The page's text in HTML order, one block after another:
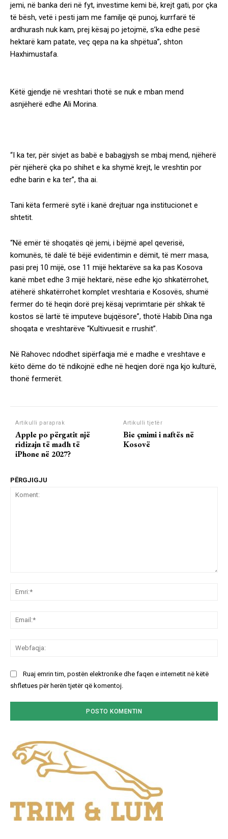
jemi, në banka deri në fyt, investime kemi bë, krejt gati, por çka
të bësh, vetë i pesti jam me familje që punoj, kurrfarë të
ardhurash nuk kam, prej kësaj po jetojmë, s’ka edhe pesë
hektarë kam patate, veç qepa na ka shpëtua”, shton
Haxhimustafa.
Këtë gjendje në vreshtari thotë se nuk e mban mend
asnjëherë edhe Ali Morina.
“I ka ter, për sivjet as babë e babagjysh se mbaj mend, njëherë
për njëherë çka po shihet e ka shymë krejt, le vreshtin por
edhe barin e ka ter”, tha ai.
Tani këta fermerë sytë i kanë drejtuar nga institucionet e
shtetit.
“Në emër të shoqatës që jemi, i bëjmë apel qeverisë,
komunës, të dalë të bëjë evidentimin e dëmit, të merr masa,
pasi prej 10 mijë, ose 11 mijë hektarëve sa ka pas Kosova
kanë mbet edhe 3 mijë hektarë, nëse edhe kjo shkatërrohet,
atëherë shkatërrohet komplet vreshtaria e Kosovës, shumë
fermer do të heqin dorë prej kësaj veprimtarie për shkak të
kostos së lartë të imputeve bujqësore”, thotë Habib Dina nga
shoqata e vreshtarëve “Kultivuesit e rrushit”.
Në Rahovec ndodhet sipërfaqja më e madhe e vreshtave e
këto dëme do të ndikojnë edhe në heqjen dorë nga kjo kulturë,
thonë fermerët.
Artikulli paraprak
Apple po përgatit një
ridizajn të madh të
iPhone në 2027?
Artikulli tjetër
Bie çmimi i naftës në
Kosovë
PËRGJIGJU
Ruaj emrin tim, postën elektronike dhe faqen e internetit në këtë
shfletues për herën tjetër që komentoj.